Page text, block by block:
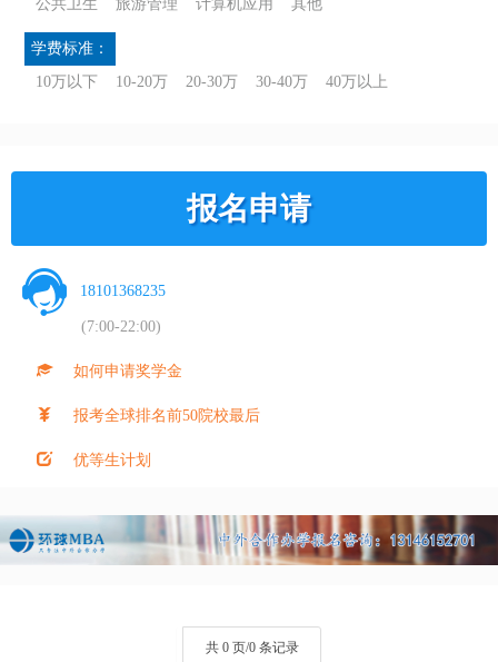
公共卫生
旅游管理 计算机应用 其他
学费标准：
10万以下
10-20万 20-30万 30-40万 40万以上
报名申请
18101368235
(7:00-22:00)
如何申请奖学金
报考全球排名前50院校最后
优等生计划
共 0 页/0 条记录